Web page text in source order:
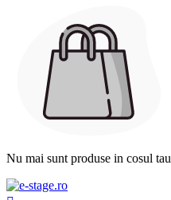
Nu mai sunt produse in cosul tau